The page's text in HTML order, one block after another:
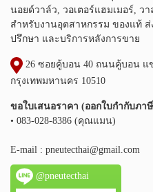
นอยด์วาล์ว, วอเตอร์แฮมเมอร์,
สำหรับงานอุตสาหกรรม ของแท้ ส่
ปรึกษา และบริการหลังการขาย
26 ซอยคู้บอน 40 ถนนคู้บอน แ
กรุงเทพมหานคร 10510
ขอใบเสนอราคา (ออกใบกำกับภา
• 083-028-8386 (คุณแมน)
E-mail : pneutecthai@gmail.com
@pneutecthai